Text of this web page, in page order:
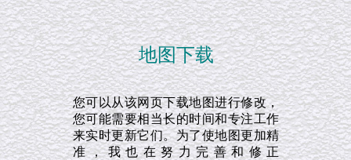
地图下载
您可以从该网页下载地图进行修改，
您可能需要相当长的时间和专注工作
来实时更新它们。为了使地图更加精
准，我也在努力完善和修正